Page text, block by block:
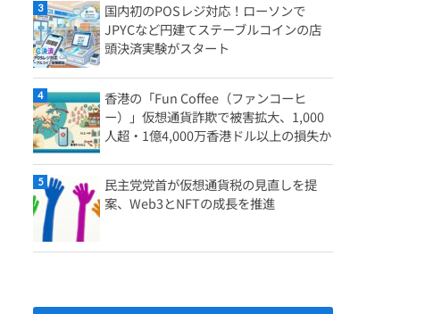
国内初のPOSレジ対応！ローソンで
JPYCなど円建てステーブルコインの店
頭決済実験がスタート
香港の「Fun Coffee（ファンコーヒ
ー）」仮想通貨詐欺で被害拡大、1,000
人超・1億4,000万香港ドル以上の損失か
民主党党首が仮想通貨税の見直しを提
案、Web3とNFTの成長を推進